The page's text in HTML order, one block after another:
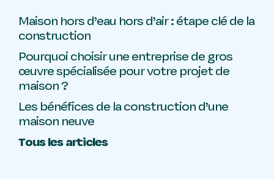
Maison hors d’eau hors d’air : étape clé de la
construction
Pourquoi choisir une entreprise de gros
œuvre spécialisée pour votre projet de
maison ?
Les bénéfices de la construction d’une
maison neuve
Tous les articles